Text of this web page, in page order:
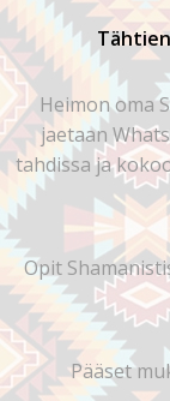
Heimon oma
jaetaan
tahdissa ja
Opit
Pääset